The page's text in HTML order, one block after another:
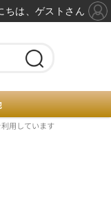
用しています
ちは、ゲストさん